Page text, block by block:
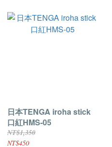
日本TENGA iroha stick
口紅HMS-05
NT$1,350
NT$450